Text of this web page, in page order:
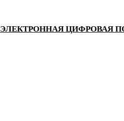
ЭЛЕКТРОННАЯ ЦИФРОВАЯ